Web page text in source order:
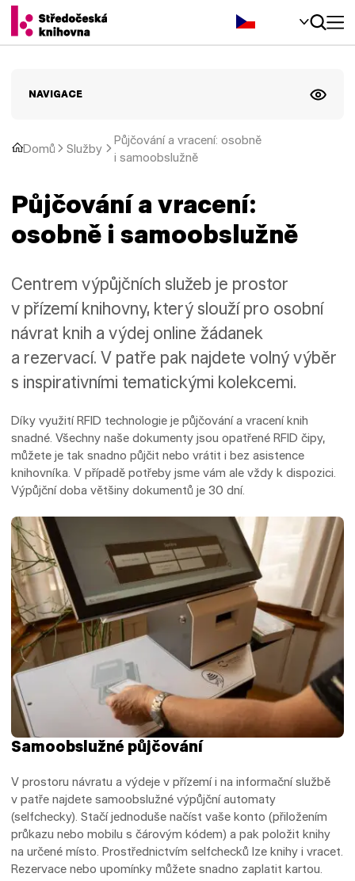
Čeština‎
Domů Služby
Půjčování a vracení: osobně
i samoobslužně
Půjčování a vracení:
osobně i samoobslužně
Centrem výpůjčních služeb je prostor
v přízemí knihovny, který slouží pro osobní
návrat knih a výdej online žádanek
a rezervací. V patře pak najdete volný výběr
s inspirativními tematickými kolekcemi.
Díky využití RFID technologie je půjčování a vracení knih
snadné. Všechny naše dokumenty jsou opatřené RFID čipy,
můžete je tak snadno půjčit nebo vrátit i bez asistence
knihovníka. V případě potřeby jsme vám ale vždy k dispozici.
Výpůjční doba většiny dokumentů je 30 dní.
Samoobslužné půjčování
V prostoru návratu a výdeje v přízemí i na informační službě
v patře najdete samoobslužné výpůjční automaty
(selfchecky). Stačí jednoduše načíst vaše konto (přiložením
průkazu nebo mobilu s čárovým kódem) a pak položit knihy
na určené místo. Prostřednictvím selfchecků lze knihy i vracet.
Rezervace nebo upomínky můžete snadno zaplatit kartou.
NAVIGACE